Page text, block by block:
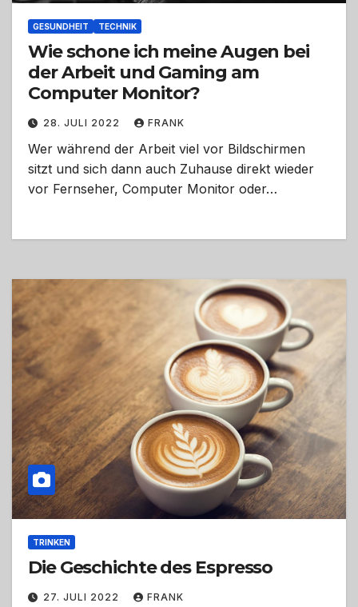
GESUNDHEIT TECHNIK
Wie schone ich meine Augen bei
der Arbeit und Gaming am
Computer Monitor?
28. JULI 2022 FRANK
Wer während der Arbeit viel vor Bildschirmen
sitzt und sich dann auch Zuhause direkt wieder
vor Fernseher, Computer Monitor oder…
TRINKEN
Die Geschichte des Espresso
27. JULI 2022 FRANK